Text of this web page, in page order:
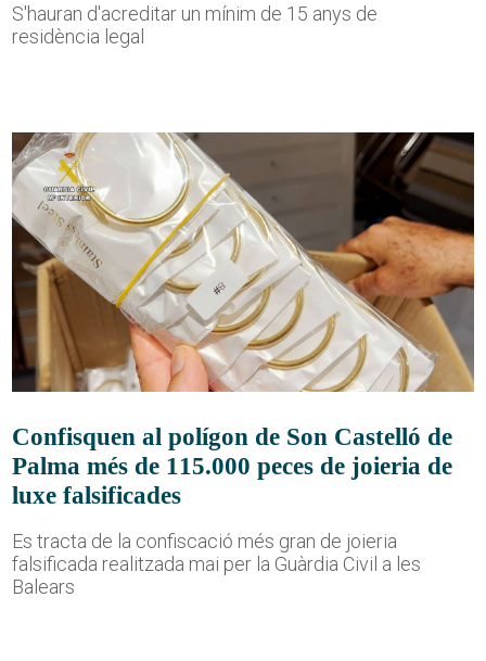
S'hauran d'acreditar un mínim de 15 anys de
residència legal
Confisquen al polígon de Son Castelló de
Palma més de 115.000 peces de joieria de
luxe falsificades
Es tracta de la confiscació més gran de joieria
falsificada realitzada mai per la Guàrdia Civil a les
Balears